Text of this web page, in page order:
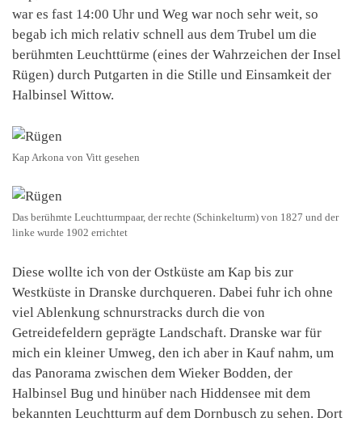
war es fast 14:00 Uhr und Weg war noch sehr weit, so
begab ich mich relativ schnell aus dem Trubel um die
berühmten Leuchttürme (eines der Wahrzeichen der Insel
Rügen) durch Putgarten in die Stille und Einsamkeit der
Halbinsel Wittow.
Kap Arkona von Vitt gesehen
Das berühmte Leuchtturmpaar, der rechte (Schinkelturm) von 1827 und der
linke wurde 1902 errichtet
Diese wollte ich von der Ostküste am Kap bis zur
Westküste in Dranske durchqueren. Dabei fuhr ich ohne
viel Ablenkung schnurstracks durch die von
Getreidefeldern geprägte Landschaft. Dranske war für
mich ein kleiner Umweg, den ich aber in Kauf nahm, um
das Panorama zwischen dem Wieker Bodden, der
Halbinsel Bug und hinüber nach Hiddensee mit dem
bekannten Leuchtturm auf dem Dornbusch zu sehen. Dort